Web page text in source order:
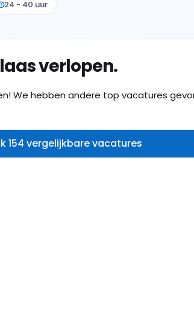
24 - 40 uur
verlopen.
We hebben andere top vacatures
154 vergelijkbare vacatures